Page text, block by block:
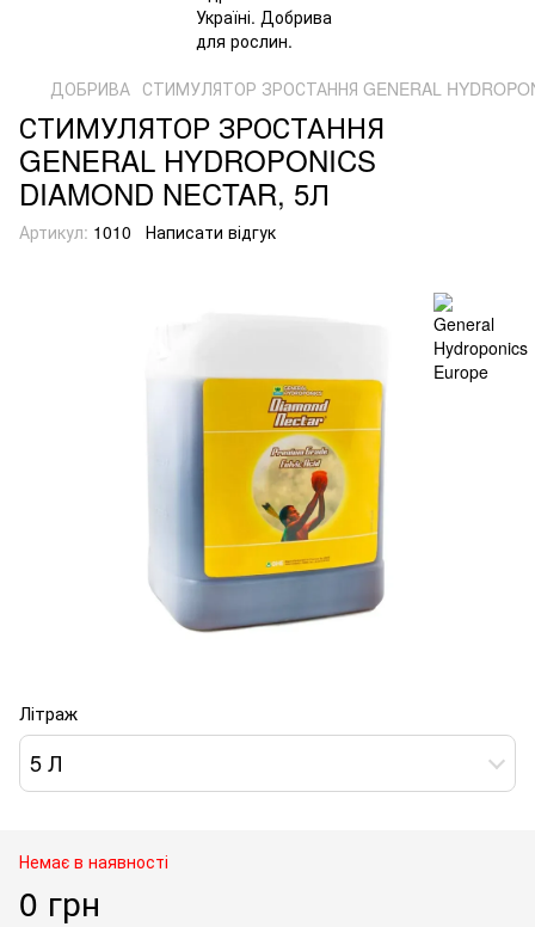
ДОБРИВА СТИМУЛЯТОР ЗРОСТАННЯ GENERAL
СТИМУЛЯТОР ЗРОСТАННЯ
GENERAL HYDROPONICS
DIAMOND NECTAR, 5Л
Артикул: 1010 Написати відгук
Літраж
5 Л
Немає в наявності
0 грн